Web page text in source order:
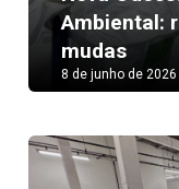
Ambiental:
mudas
8 de junho de 2026